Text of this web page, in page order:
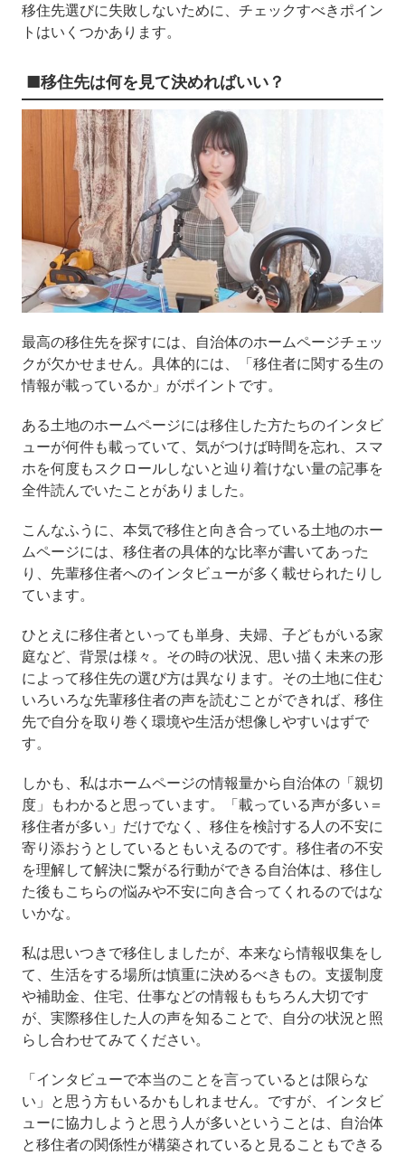
移住先選びに失敗しないために、チェックすべきポイン
トはいくつかあります。
■移住先は何を見て決めればいい？
最高の移住先を探すには、自治体のホームページチェッ
クが欠かせません。具体的には、「移住者に関する生の
情報が載っているか」がポイントです。
ある土地のホームページには移住した方たちのインタビ
ューが何件も載っていて、気がつけば時間を忘れ、スマ
ホを何度もスクロールしないと辿り着けない量の記事を
全件読んでいたことがありました。
こんなふうに、本気で移住と向き合っている土地のホー
ムページには、移住者の具体的な比率が書いてあった
り、先輩移住者へのインタビューが多く載せられたりし
ています。
ひとえに移住者といっても単身、夫婦、子どもがいる家
庭など、背景は様々。その時の状況、思い描く未来の形
によって移住先の選び方は異なります。その土地に住む
いろいろな先輩移住者の声を読むことができれば、移住
先で自分を取り巻く環境や生活が想像しやすいはずで
す。
しかも、私はホームページの情報量から自治体の「親切
度」もわかると思っています。「載っている声が多い＝
移住者が多い」だけでなく、移住を検討する人の不安に
寄り添おうとしているともいえるのです。移住者の不安
を理解して解決に繋がる行動ができる自治体は、移住し
た後もこちらの悩みや不安に向き合ってくれるのではな
いかな。
私は思いつきで移住しましたが、本来なら情報収集をし
て、生活をする場所は慎重に決めるべきもの。支援制度
や補助金、住宅、仕事などの情報ももちろん大切です
が、実際移住した人の声を知ることで、自分の状況と照
らし合わせてみてください。
「インタビューで本当のことを言っているとは限らな
い」と思う方もいるかもしれません。ですが、インタビ
ューに協力しようと思う人が多いということは、自治体
と移住者の関係性が構築されていると見ることもできる